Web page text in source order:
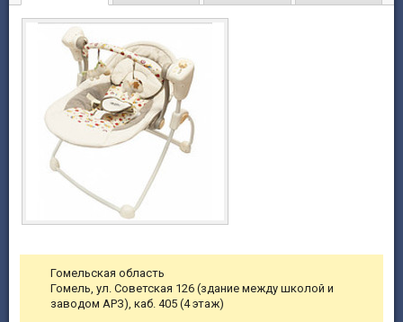
Гомельская область
Гомель, ул. Советская 126 (здание между школой и
заводом АРЗ), каб. 405 (4 этаж)